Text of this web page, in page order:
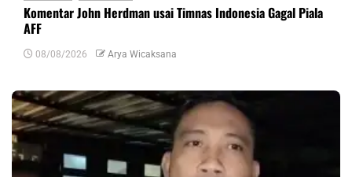
Komentar John Herdman usai Timnas Indonesia Gagal Piala
AFF
08/08/2026 Arya Wicaksana